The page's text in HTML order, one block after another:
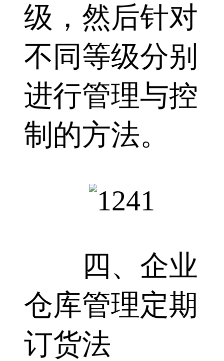
级，然后针对
不同等级分别
进行管理与控
制的方法。
四、企业
仓库管理定期
订货法